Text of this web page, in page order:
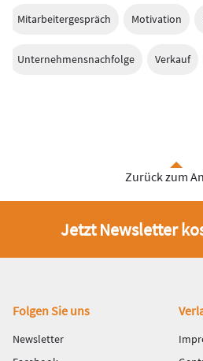
Mitarbeitergespräch Motivation
Unternehmensnachfolge Verkauf
Zurück zum
Jetzt Newsletter
Fußbereich
Folgen Sie uns
Newsletter